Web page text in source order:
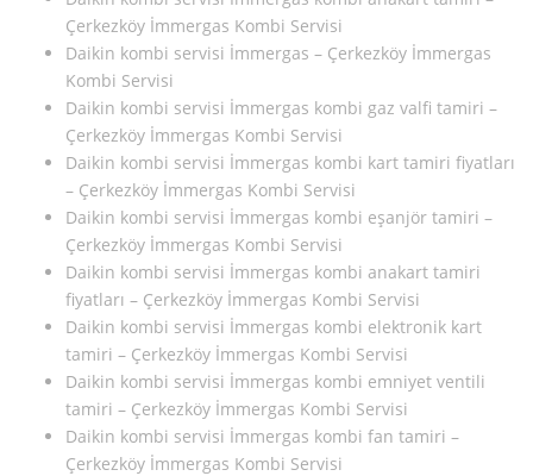
Çerkezköy İmmergas Kombi Servisi
Daikin kombi servisi İmmergas – Çerkezköy İmmergas
Kombi Servisi
Daikin kombi servisi İmmergas kombi gaz valfi tamiri –
Çerkezköy İmmergas Kombi Servisi
Daikin kombi servisi İmmergas kombi kart tamiri fiyatları
– Çerkezköy İmmergas Kombi Servisi
Daikin kombi servisi İmmergas kombi eşanjör tamiri –
Çerkezköy İmmergas Kombi Servisi
Daikin kombi servisi İmmergas kombi anakart tamiri
fiyatları – Çerkezköy İmmergas Kombi Servisi
Daikin kombi servisi İmmergas kombi elektronik kart
tamiri – Çerkezköy İmmergas Kombi Servisi
Daikin kombi servisi İmmergas kombi emniyet ventili
tamiri – Çerkezköy İmmergas Kombi Servisi
Daikin kombi servisi İmmergas kombi fan tamiri –
Çerkezköy İmmergas Kombi Servisi